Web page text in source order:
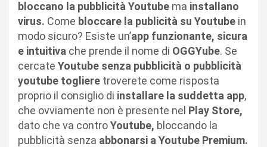
bloccano la pubblicità Youtube ma installano
virus. Come bloccare la publicità su Youtube in
modo sicuro? Esiste un’app funzionante, sicura
e intuitiva che prende il nome di OGGYube. Se
cercate Youtube senza pubblicità o pubblicità
youtube togliere troverete come risposta
proprio il consiglio di installare la suddetta app,
che ovviamente non è presente nel Play Store,
dato che va controYoutube, bloccando la
pubblicità senza abbonarsi a Youtube Premium.